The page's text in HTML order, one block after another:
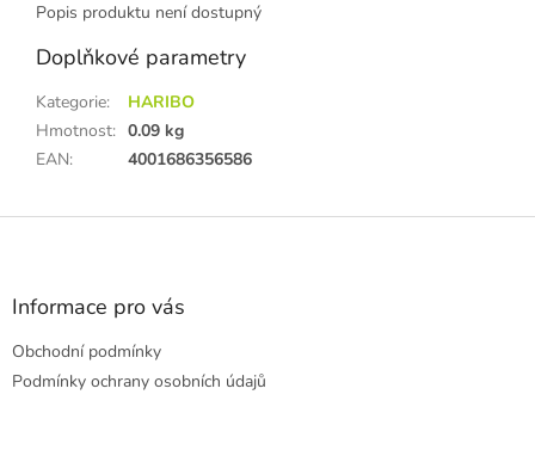
Popis produktu není dostupný
Doplňkové parametry
Kategorie:
HARIBO
Hmotnost: 0.09 kg
EAN: 4001686356586
Z
Informace pro vás
Obchodní podmínky
Podmínky ochrany osobních údajů